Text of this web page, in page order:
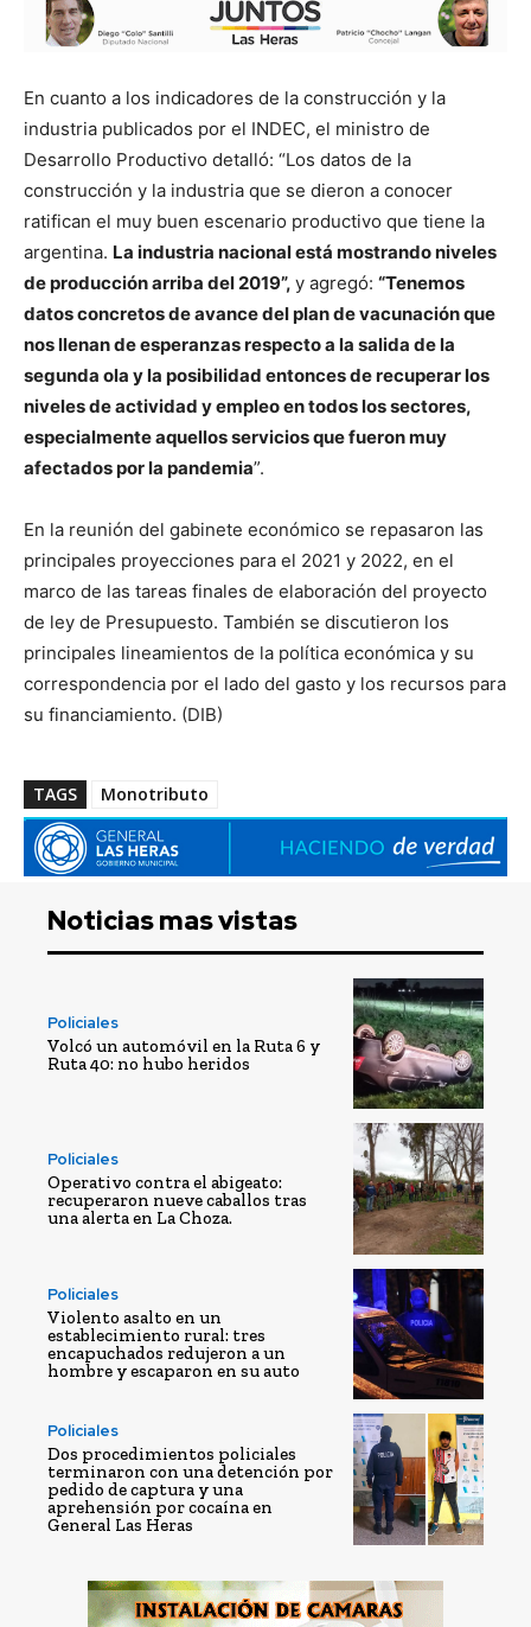
En cuanto a los indicadores de la construcción y la
industria publicados por el INDEC, el ministro de
Desarrollo Productivo detalló: “Los datos de la
construcción y la industria que se dieron a conocer
ratifican el muy buen escenario productivo que tiene la
argentina. La industria nacional está mostrando niveles
de producción arriba del 2019”, y agregó: “Tenemos
datos concretos de avance del plan de vacunación que
nos llenan de esperanzas respecto a la salida de la
segunda ola y la posibilidad entonces de recuperar los
niveles de actividad y empleo en todos los sectores,
especialmente aquellos servicios que fueron muy
afectados por la pandemia”.
En la reunión del gabinete económico se repasaron las
principales proyecciones para el 2021 y 2022, en el
marco de las tareas finales de elaboración del proyecto
de ley de Presupuesto. También se discutieron los
principales lineamientos de la política económica y su
correspondencia por el lado del gasto y los recursos para
su financiamiento. (DIB)
TAGS Monotributo
Noticias mas vistas
Policiales
Volcó un automóvil en la Ruta 6 y
Ruta 40: no hubo heridos
Policiales
Operativo contra el abigeato:
recuperaron nueve caballos tras
una alerta en La Choza.
Policiales
Violento asalto en un
establecimiento rural: tres
encapuchados redujeron a un
hombre y escaparon en su auto
Policiales
Dos procedimientos policiales
terminaron con una detención por
pedido de captura y una
aprehensión por cocaína en
General Las Heras